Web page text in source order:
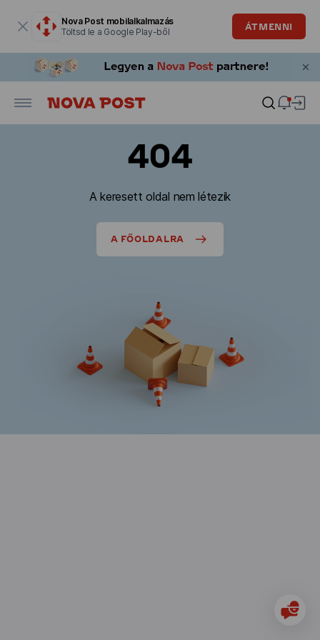
Nova Post mobilalkalmazás
Töltsd le a Google Play-ből
ÁTMENNI
404
A keresett oldal nem létezik
A FŐOLDALRA